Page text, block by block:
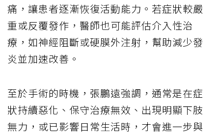
痛，讓患者逐漸恢復活動能力。若症狀較嚴
重或反覆發作，醫師也可能評估介入性治
療，如神經阻斷或硬膜外注射，幫助減少發
炎並加速改善。
至於手術的時機，張鵬遠強調，通常是在症
狀持續惡化、保守治療無效、出現明顯下肢
無力，或已影響日常生活時，才會進一步與